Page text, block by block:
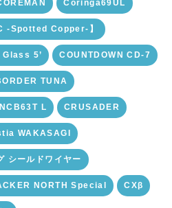
Coringa69UL
-Spotted Copper-】
5’ COUNTDOWN CD-7
TUNA
L CRUSADER
WAKASAGI
シールドワイヤー
NORTH Special CXβ